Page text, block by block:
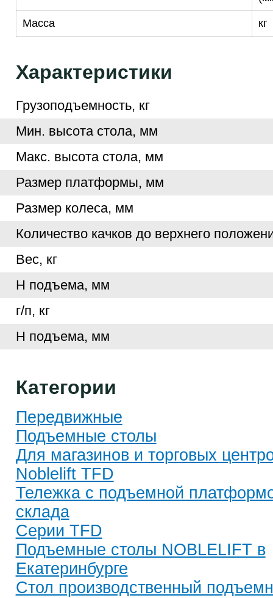
Масса кг
Характеристики
Грузоподъемность, кг
Мин. высота стола, мм
Макс. высота стола, мм
Размер платформы, мм
Размер колеса, мм
Количество качков до верхнего
Вес, кг
Н подъема, мм
г/п, кг
Н подъема, мм
Категории
Передвижные
Подъемные столы
Для магазинов и торговых
Noblelift TFD
Тележка с подъемной
склада
Серии TFD
Подъемные столы NOBLELIFT в
Екатеринбурге
Стол производственный